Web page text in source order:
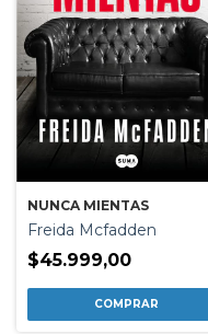
NUNCA MIENTAS
Freida Mcfadden
$45.999,00